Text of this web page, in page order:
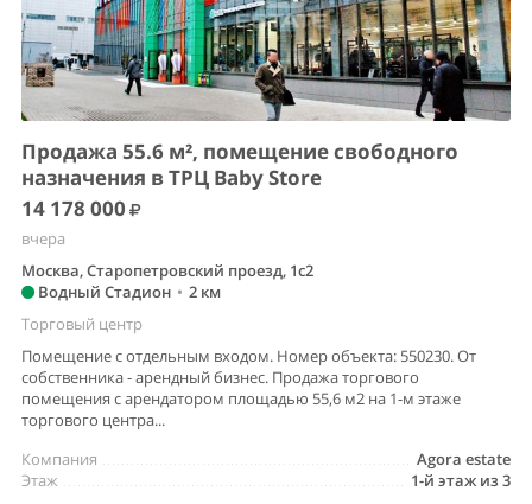
Продажа 55.6 м², помещение свободного
назначения в ТРЦ Baby Store
14 178 000
вчера
Москва, Старопетровский проезд, 1с2
Водный Стадион • 2 км
Торговый центр
Помещение с отдельным входом. Номер объекта: 550230. От
собственника - арендный бизнес. Продажа торгового
помещения с арендатором площадью 55,6 м2 на 1-м этаже
торгового центра...
Agora estate
Компания
1-й этаж из 3
Этаж